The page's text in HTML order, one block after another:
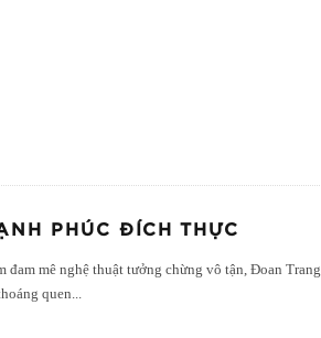
PHÚC ĐÍCH THỰC
đam mê nghệ thuật tưởng chừng vô tận, Đoan Trang
quen...